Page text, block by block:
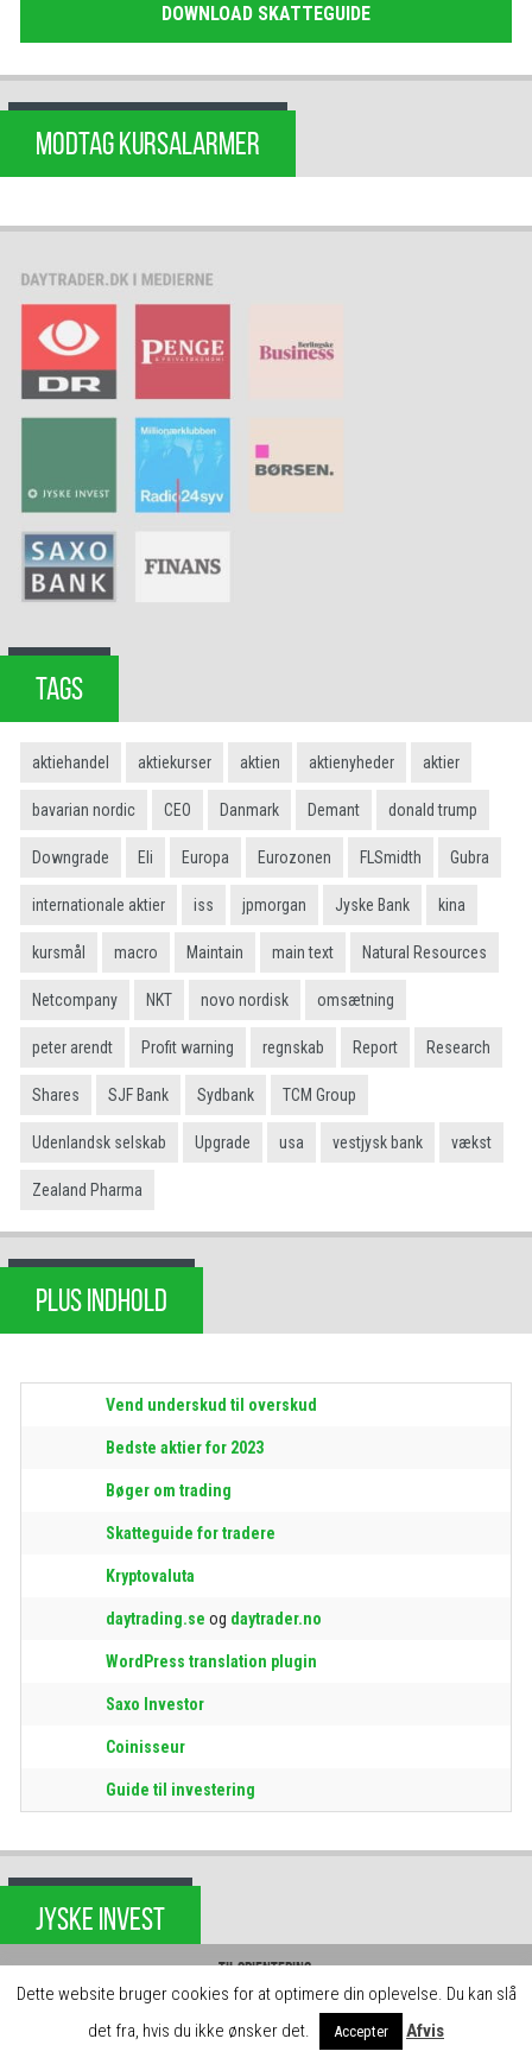
DOWNLOAD SKATTEGUIDE
MODTAG KURSALARMER
TAGS
aktiehandel aktiekurser aktien aktienyheder aktier
bavarian nordic CEO Danmark Demant donald trump
Downgrade Eli Europa Eurozonen FLSmidth Gubra
internationale aktier iss jpmorgan Jyske Bank kina
kursmål macro Maintain main text Natural Resources
Netcompany NKT novo nordisk omsætning
peter arendt Profit warning regnskab Report Research
Shares SJF Bank Sydbank TCM Group
Udenlandsk selskab Upgrade usa vestjysk bank vækst
Zealand Pharma
PLUS INDHOLD
Vend underskud til overskud
Bedste aktier for 2023
Bøger om trading
Skatteguide for tradere
Kryptovaluta
daytrading.se og daytrader.no
WordPress translation plugin
Saxo Investor
Coinisseur
Guide til investering
JYSKE INVEST
Dette website bruger cookies for at optimere din oplevelse. Du kan slå
det fra, hvis du ikke ønsker det.
Accepter Afvis
Til orientering:
Hos daytrader.dk skaber vi gratis indhold og læringsforløb for jer brugere. Det
kan vi blandt andet gøre, fordi vi indgår samarbejde med brokerne, der betaler
for omtale på siden.
Luk